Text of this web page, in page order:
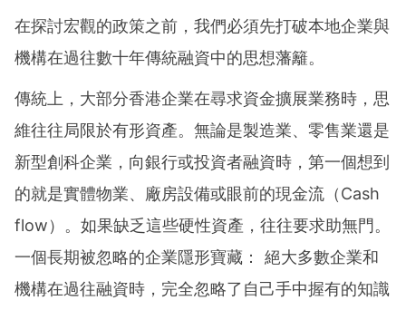
在探討宏觀的政策之前，我們必須先打破本地企業與
機構在過往數十年傳統融資中的思想藩籬。
傳統上，大部分香港企業在尋求資金擴展業務時，思
維往往局限於有形資產。無論是製造業、零售業還是
新型創科企業，向銀行或投資者融資時，第一個想到
的就是實體物業、廠房設備或眼前的現金流（Cash
flow）。如果缺乏這些硬性資產，往往要求助無門。
一個長期被忽略的企業隱形寶藏： 絕大多數企業和
機構在過往融資時，完全忽略了自己手中握有的知識